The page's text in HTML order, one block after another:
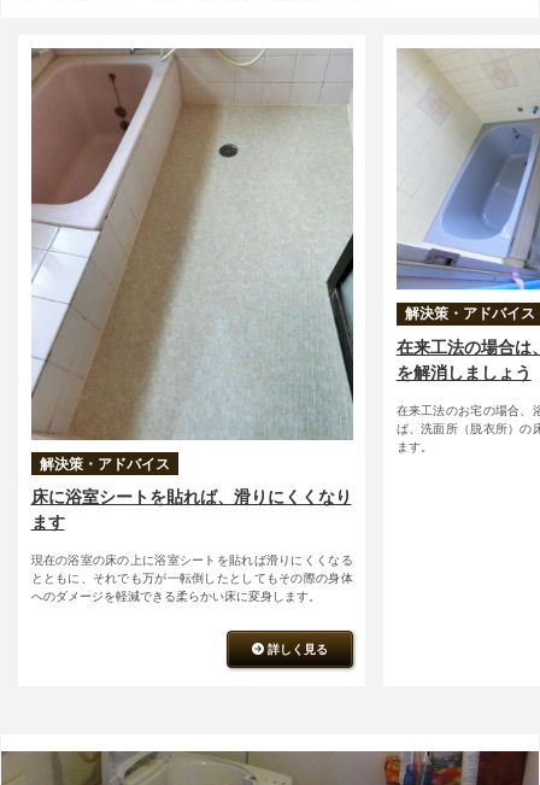
解決策・アドバイス
床に浴室シートを貼れば、滑りにくくなり
ます
現在の浴室の床の上に浴室シートを貼れば滑りにくくなる
とともに、それでも万が一転倒したとしてもその際の身体
へのダメージを軽減できる柔らかい床に変身します。
詳しく見る
解決策・アドバイス
在来工法の場合は
を解消しましょう
在来工法のお宅の場合、
ば、洗面所（脱衣所）の
ます。